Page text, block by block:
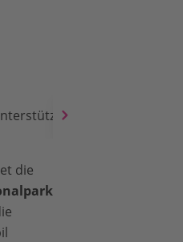
Nationalpark
die